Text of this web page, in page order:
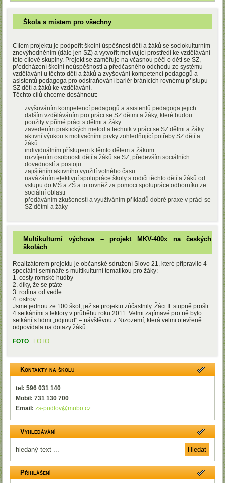
Škola s místem pro všechny
Cílem projektu je podpořit školní úspěšnost dětí a žáků se sociokulturním
znevýhodněním (dále jen SZ) a vytvořit motivující prostředí ke vzdělávání
této cílové skupiny. Projekt se zaměřuje na včasnou péči o děti se SZ,
předcházení školní neúspěšnosti a předčasného odchodu ze systému
vzdělávání u těchto dětí a žáků a zvyšování kompetencí pedagogů a
asistentů pedagoga pro odstraňování bariér bránících rovnému přístupu
SZ dětí a žáků ke vzdělávání.
Těchto cílů chceme dosáhnout:
zvyšováním kompetencí pedagogů a asistentů pedagoga jejich
dalším vzděláváním pro práci se SZ dětmi a žáky, které budou
použity v přímé práci s dětmi a žáky
zavedením praktických metod a technik v práci se SZ dětmi a žáky
aktivní výukou s motivačními prvky zohledňující potřeby SZ dětí a
žáků
individuálním přístupem k těmto dětem a žákům
rozvíjením osobnosti dětí a žáků se SZ, především sociálních
dovedností a postojů
zajištěním aktivního využití volného času
navázáním efektivní spolupráce školy s rodiči těchto dětí a žáků od
vstupu do MŠ a ZŠ a to rovněž za pomoci spolupráce odborníků ze
sociální oblasti
předáváním zkušeností a využíváním příkladů dobré praxe v práci se
SZ dětmi a žáky
Multikulturní výchova – projekt MKV-400x na českých
školách
Realizátorem projektu je občanské sdružení Slovo 21, které připravilo 4
speciální semináře s multikulturní tematikou pro žáky:
1. cesty romské hudby
2. díky, že se ptáte
3. rodina od vedle
4. ostrov
Jsme jednou ze 100 škol, jež se projektu zúčastnily. Žáci II. stupně prošli
4 setkáními s lektory v průběhu roku 2011. Velmi zajímavé pro ně bylo
setkání s lidmi „odjinud" – návštěvou z Nizozemí, která velmi otevřeně
odpovídala na dotazy žáků.
FOTO
FOTO
Kontakty na školu
tel: 596 031 140
Mobil: 731 130 700
Email:zs-pudlov@mubo.cz
Vyhledávání
Přihlášení